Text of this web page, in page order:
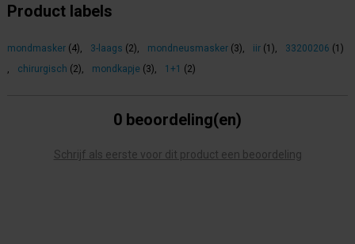
Product labels
mondmasker (4), 3-laags (2), mondneusmasker (3), iir (1), 33200206 (1)
,
chirurgisch (2), mondkapje (3), 1+1 (2)
0 beoordeling(en)
Schrijf als eerste voor dit product een beoordeling